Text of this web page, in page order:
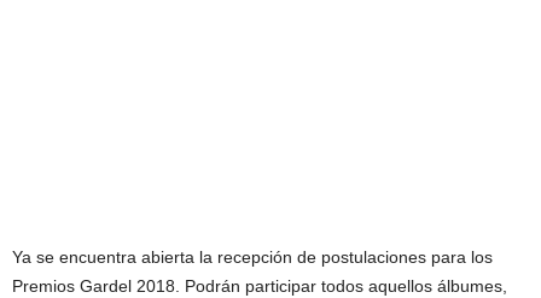
Ya se encuentra abierta la recepción de postulaciones para los
Premios Gardel 2018. Podrán participar todos aquellos álbumes,